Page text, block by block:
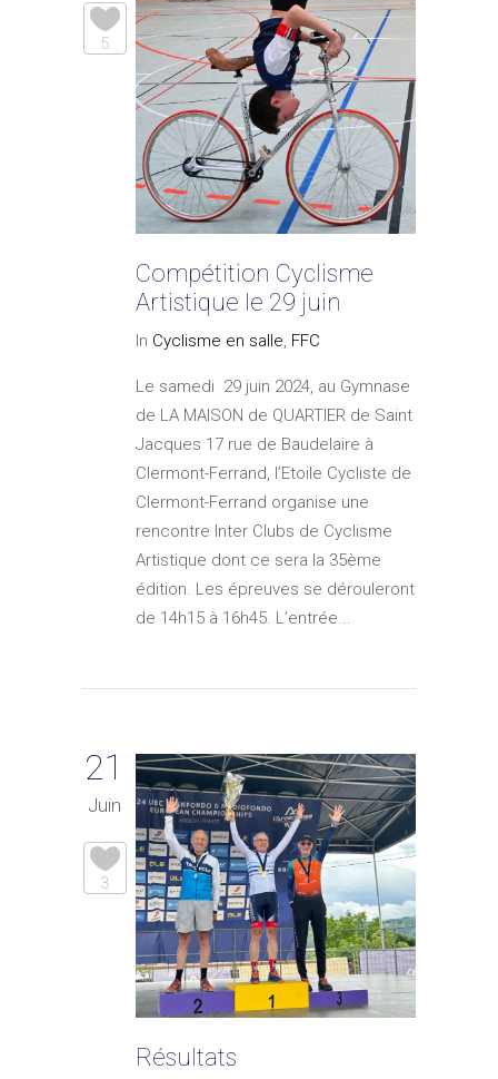
5
Compétition Cyclisme
Artistique le 29 juin
In Cyclisme en salle, FFC
Le samedi 29 juin 2024, au Gymnase
de LA MAISON de QUARTIER de Saint
Jacques 17 rue de Baudelaire à
Clermont-Ferrand, l’Etoile Cycliste de
Clermont-Ferrand organise une
rencontre Inter Clubs de Cyclisme
Artistique dont ce sera la 35ème
édition. Les épreuves se dérouleront
de 14h15 à 16h45. L’entrée...
21
Juin
3
Résultats